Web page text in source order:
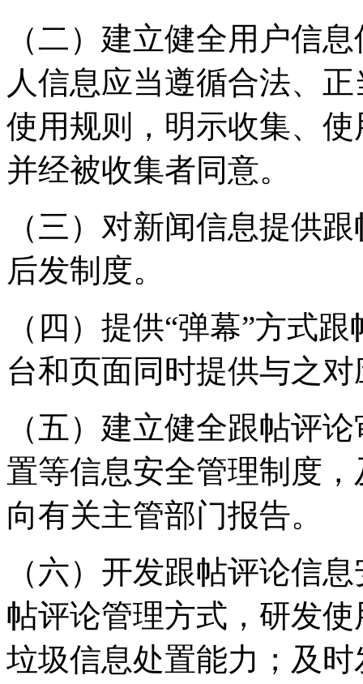
（二）建立健全用户信
人信息应当遵循合法、
使用规则，明示收集、
并经被收集者同意。
（三）对新闻信息提供
后发制度。
（四）提供“弹幕”方式
台和页面同时提供与之
（五）建立健全跟帖评
置等信息安全管理制度
向有关主管部门报告。
（六）开发跟帖评论信
帖评论管理方式，研发
垃圾信息处置能力；及